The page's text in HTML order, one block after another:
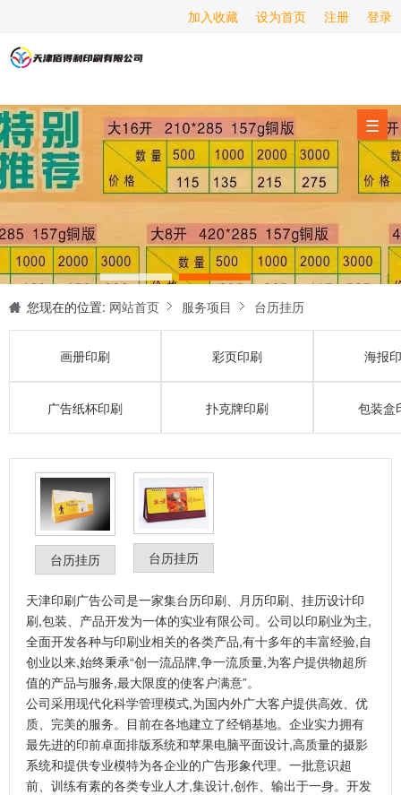
登录
注册
设为首页
加入收藏
☰
海报印刷
服务项目
经营范围
设备展示
新闻动态
关于我们
联系我们
您现在的位置: 网站首页 服务项目 台历挂历
画册印刷 彩页印刷 海报
广告纸杯印刷 扑克牌印刷 包装盒
台历挂历 台历挂历
天津印刷广告公司是一家集台历印刷、月历印刷、挂历设计印
刷,包装、产品开发为一体的实业有限公司。公司以印刷业为主,
全面开发各种与印刷业相关的各类产品,有十多年的丰富经验,自
创业以来,始终秉承“创一流品牌,争一流质量,为客户提供物超所
值的产品与服务,最大限度的使客户满意”。
公司采用现代化科学管理模式,为国内外广大客户提供高效、优
质、完美的服务。目前在各地建立了经销基地。企业实力拥有
最先进的印前卓面排版系统和苹果电脑平面设计,高质量的摄影
系统和提供专业模特为各企业的广告形象代理。一批意识超
前、训练有素的各类专业人才,集设计,创作、输出于一身。开发